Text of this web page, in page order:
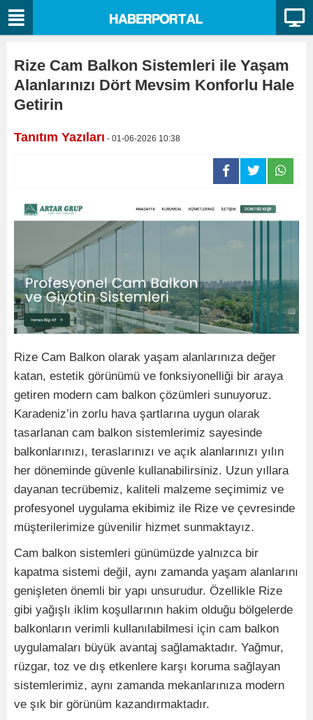
Rize Cam Balkon Sistemleri ile Yaşam
Alanlarınızı Dört Mevsim Konforlu Hale
Getirin
Tanıtım Yazıları - 01-06-2026 10:38
Rize Cam Balkon olarak yaşam alanlarınıza değer
katan, estetik görünümü ve fonksiyonelliği bir araya
getiren modern cam balkon çözümleri sunuyoruz.
Karadeniz’in zorlu hava şartlarına uygun olarak
tasarlanan cam balkon sistemlerimiz sayesinde
balkonlarınızı, teraslarınızı ve açık alanlarınızı yılın
her döneminde güvenle kullanabilirsiniz. Uzun yıllara
dayanan tecrübemiz, kaliteli malzeme seçimimiz ve
profesyonel uygulama ekibimiz ile Rize ve çevresinde
müşterilerimize güvenilir hizmet sunmaktayız.
Cam balkon sistemleri günümüzde yalnızca bir
kapatma sistemi değil, aynı zamanda yaşam alanlarını
genişleten önemli bir yapı unsurudur. Özellikle Rize
gibi yağışlı iklim koşullarının hakim olduğu bölgelerde
balkonların verimli kullanılabilmesi için cam balkon
uygulamaları büyük avantaj sağlamaktadır. Yağmur,
rüzgar, toz ve dış etkenlere karşı koruma sağlayan
sistemlerimiz, aynı zamanda mekanlarınıza modern
ve şık bir görünüm kazandırmaktadır.